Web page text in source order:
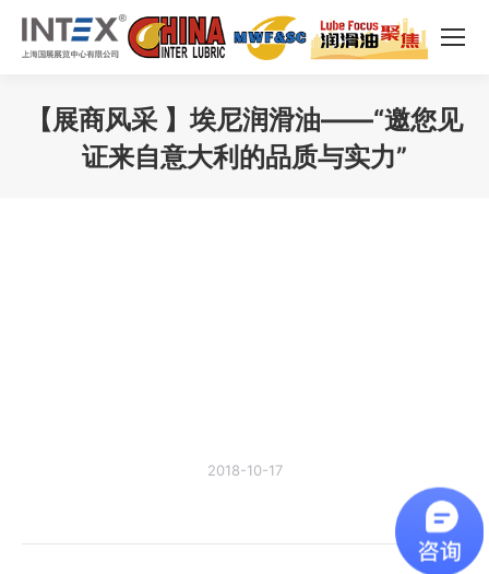
【展商风采 】埃尼润滑油——“邀您见
证来自意大利的品质与实力”
2018-10-17